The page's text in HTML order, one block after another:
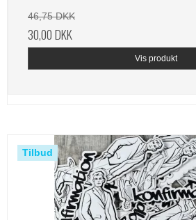
46,75 DKK
30,00 DKK
Vis produkt
Tilbud